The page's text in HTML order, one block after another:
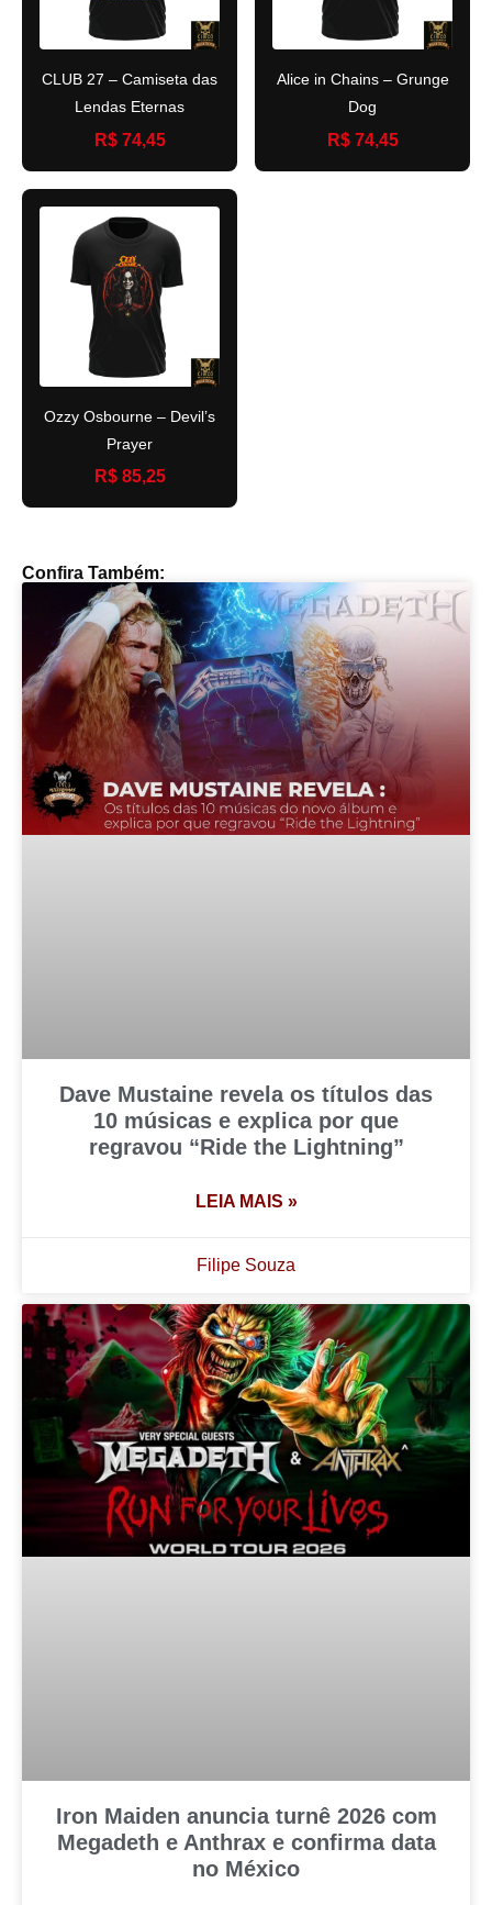
CLUB 27 – Camiseta das
Lendas Eternas
R$ 74,45
Alice in Chains – Grunge
Dog
R$ 74,45
Ozzy Osbourne – Devil’s
Prayer
R$ 85,25
Confira Também:
Dave Mustaine revela os títulos das
10 músicas e explica por que
regravou “Ride the Lightning”
LEIA MAIS »
Filipe Souza
Iron Maiden anuncia turnê 2026 com
Megadeth e Anthrax e confirma data
no México